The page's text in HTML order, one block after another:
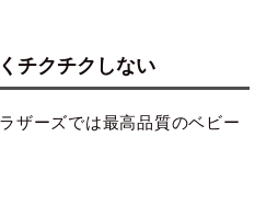
チクチクしない
ザーズでは最高品質のベビー